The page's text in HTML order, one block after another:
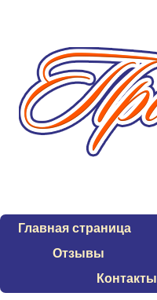
Главная страница
Отзывы